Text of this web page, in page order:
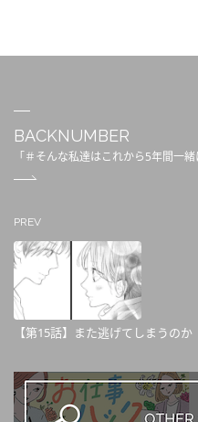
BACKNUMBER
「＃そんな私達はこれから5年間一
PREV
【第15話】また逃げてしまうのか